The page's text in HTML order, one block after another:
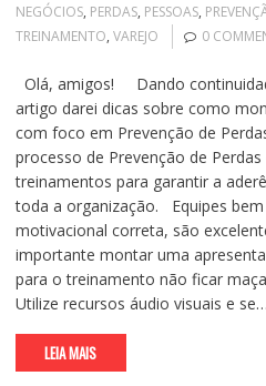
NEGÓCIOS, PERDAS, PESSOAS,
TREINAMENTO, VAREJO 0
Olá, amigos! Dando
artigo darei dicas sobre como
com foco em Prevenção de
processo de Prevenção de
treinamentos para garantir a
toda a organização. Equipes
motivacional correta, são
importante montar uma
para o treinamento não ficar
Utilize recursos áudio visuais e se…
LEIA MAIS